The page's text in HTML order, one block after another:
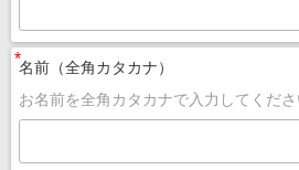
名前（全角カタカナ）
お名前を全角カタカナで入力してくださ
*